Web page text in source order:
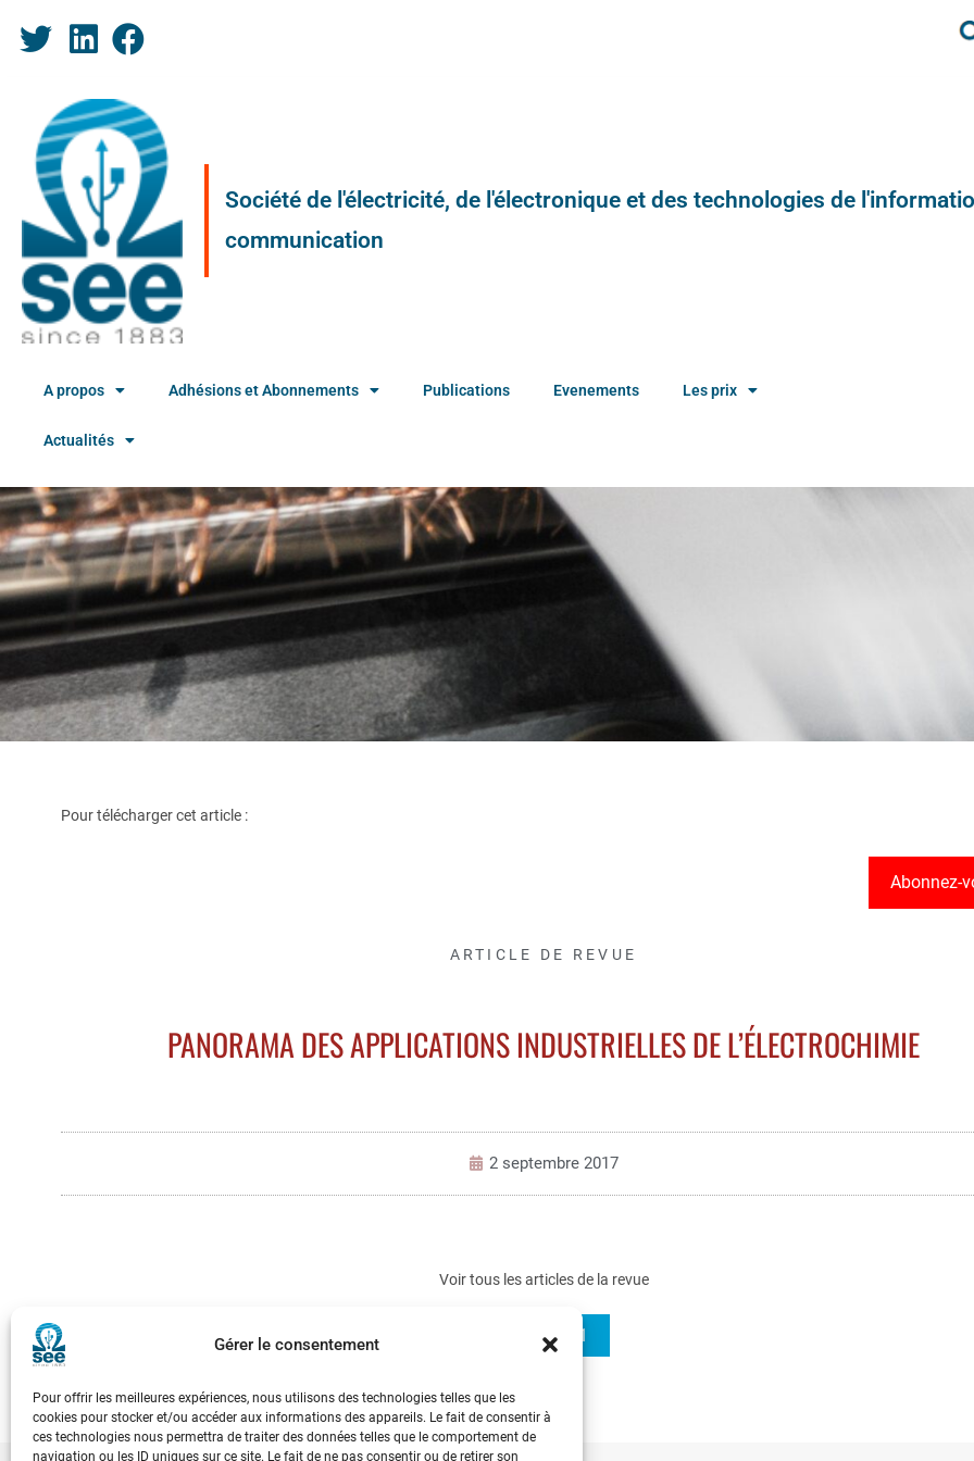
Gérer le consentement
Pour offrir les meilleures expériences, nous utilisons des technologies telles que les
cookies pour stocker et/ou accéder aux informations des appareils. Le fait de consentir à
ces technologies nous permettra de traiter des données telles que le comportement de
navigation ou les ID uniques sur ce site. Le fait de ne pas consentir ou de retirer son
Société de l'électricité, de l'électronique et des technologies de
communication
A propos Adhésions et Abonnements Publications Evenements Les prix
Actualités
Pour télécharger cet article :
Abonnez-
ARTICLE DE REVUE
PANORAMA DES APPLICATIONS INDUSTRIELLES DE L’ÉLECTROCHIMIE
2 septembre 2017
Voir tous les articles de la revue
REE 2006-1